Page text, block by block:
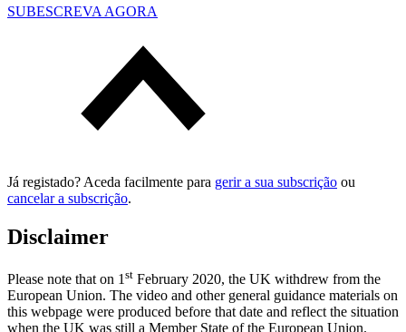
SUBESCREVA AGORA
Já registado? Aceda facilmente para gerir a sua subscrição ou
cancelar a subscrição.
Disclaimer
Please note that on 1 st February 2020, the UK withdrew from the
European Union. The video and other general guidance materials on
this webpage were produced before that date and reflect the situation
when the UK was still a Member State of the European Union.